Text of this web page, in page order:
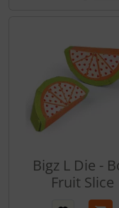
Bigz L Die -
Fruit Slice